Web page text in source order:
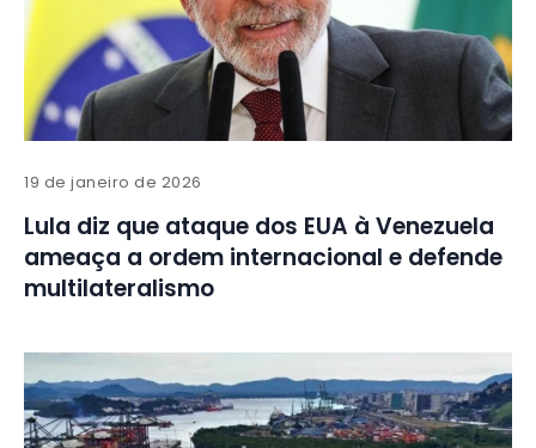
19 de janeiro de 2026
Lula diz que ataque dos EUA à Venezuela
ameaça a ordem internacional e defende
multilateralismo